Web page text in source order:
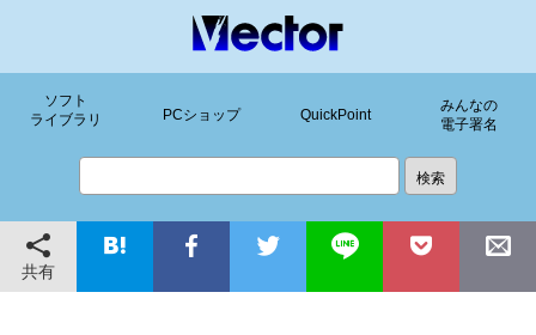
ソフト
ライブラリ
PCショップ QuickPoint
みんなの
電子署名
共有